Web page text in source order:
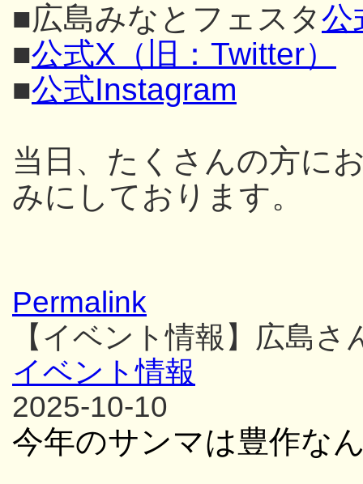
■広島みなとフェスタ公
■公式X（旧：Twitter）
■公式Instagram
当日、たくさんの方に
みにしております。
Permalink
【イベント情報】広島さ
イベント情報
2025-10-10
今年のサンマは豊作な